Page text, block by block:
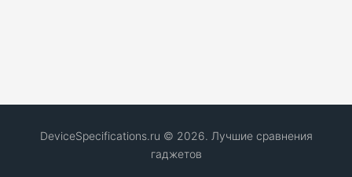
DeviceSpecifications.ru © 2026. Лучшие сравнения
гаджетов